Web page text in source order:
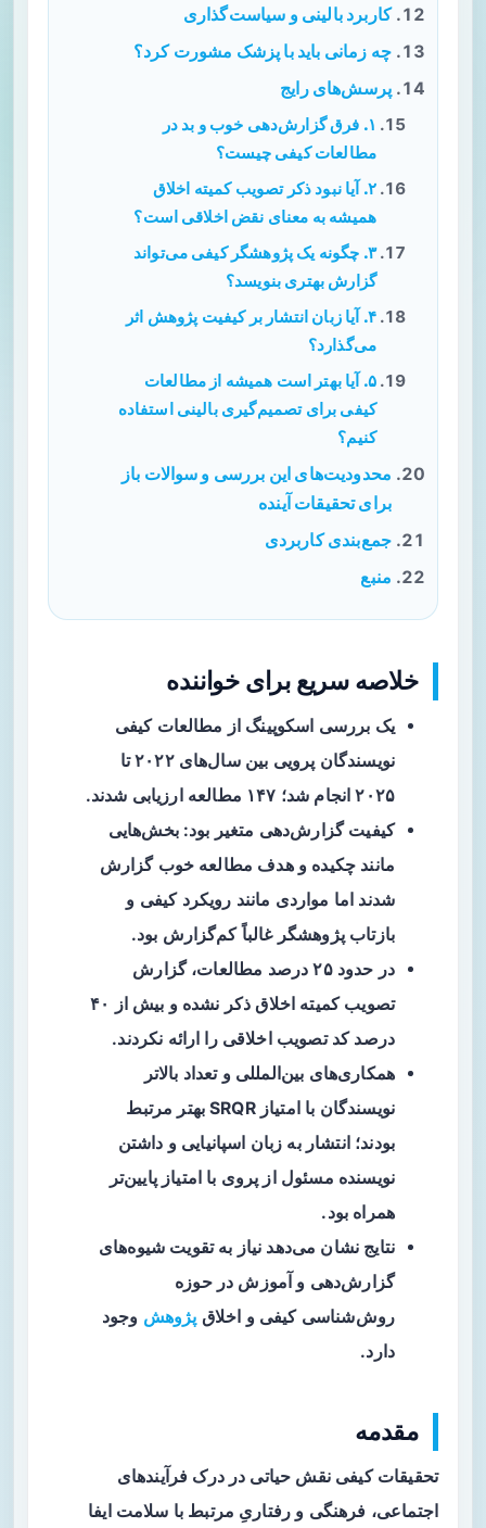
کاربرد بالینی و سیاست‌گذاری
چه زمانی باید با پزشک مشورت کرد؟
پرسش‌های رایج
۱. فرق گزارش‌دهی خوب و بد در
مطالعات کیفی چیست؟
۲. آیا نبود ذکر تصویب کمیته اخلاق
همیشه به معنای نقض اخلاقی است؟
۳. چگونه یک پژوهشگر کیفی می‌تواند
گزارش بهتری بنویسد؟
۴. آیا زبان انتشار بر کیفیت پژوهش اثر
می‌گذارد؟
۵. آیا بهتر است همیشه از مطالعات
کیفی برای تصمیم‌گیری بالینی استفاده
کنیم؟
محدودیت‌های این بررسی و سوالات باز
برای تحقیقات آینده
جمع‌بندی کاربردی
منبع
خلاصه سریع برای خواننده
یک بررسی اسکوپینگ از مطالعات کیفی
نویسندگان پرویی بین سال‌های ۲۰۲۲ تا
۲۰۲۵ انجام شد؛ ۱۴۷ مطالعه ارزیابی شدند.
کیفیت گزارش‌دهی متغیر بود: بخش‌هایی
مانند چکیده و هدف مطالعه خوب گزارش
شدند اما مواردی مانند رویکرد کیفی و
بازتاب پژوهشگر غالباً کم‌گزارش بود.
در حدود ۲۵ درصد مطالعات، گزارش
تصویب کمیته اخلاق ذکر نشده و بیش از ۴۰
درصد کد تصویب اخلاقی را ارائه نکردند.
همکاری‌های بین‌المللی و تعداد بالاتر
نویسندگان با امتیاز SRQR بهتر مرتبط
بودند؛ انتشار به زبان اسپانیایی و داشتن
نویسنده مسئول از پروی با امتیاز پایین‌تر
همراه بود.
نتایج نشان می‌دهد نیاز به تقویت شیوه‌های
گزارش‌دهی و آموزش در حوزه
روش‌شناسی کیفی و اخلاق پژوهش وجود
دارد.
مقدمه
تحقیقات کیفی نقش حیاتی در درک فرآیندهای
اجتماعی، فرهنگی و رفتاریِ مرتبط با سلامت ایفا